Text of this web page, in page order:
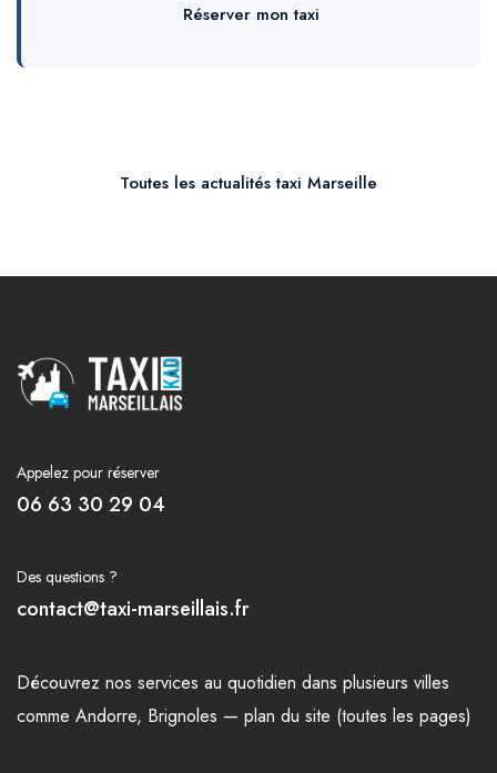
Réserver mon taxi
Toutes les actualités taxi Marseille
Appelez pour réserver
06 63 30 29 04
Des questions ?
contact@taxi-marseillais.fr
Découvrez nos services au quotidien dans plusieurs villes
comme Andorre, Brignoles — plan du site (toutes les pages)